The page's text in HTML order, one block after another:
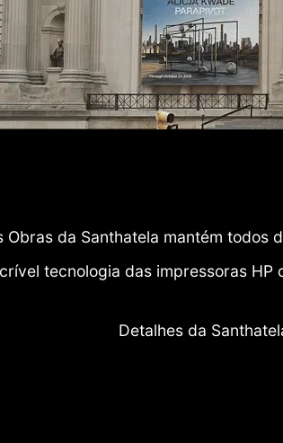
Obras da Santhatela mantém todos
tecnologia das impressoras
Detalhes da